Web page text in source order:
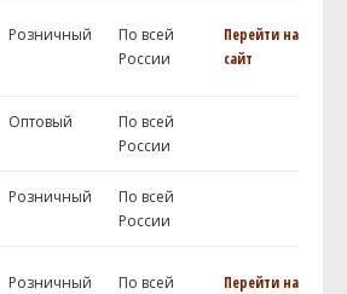
Розничный
По всей
России
Перейти на
сайт
Оптовый
По всей
России
Розничный
По всей
России
Розничный
По всей
Перейти на